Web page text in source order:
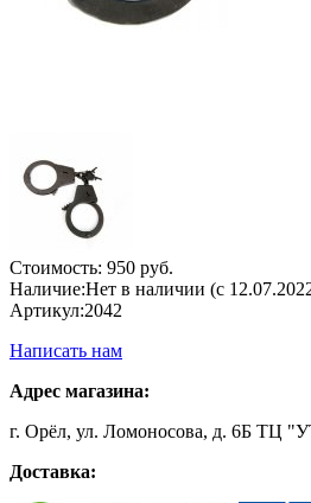
Стоимость: 950 руб.
Наличие:Нет в наличии (с
Артикул:2042
Написать нам
Адрес магазина:
г. Орёл, ул. Ломоносова, д. 6Б ТЦ
Доставка: